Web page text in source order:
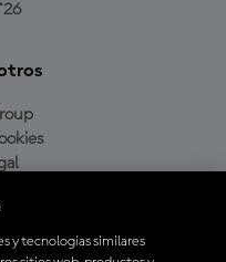
y tecnologías similares